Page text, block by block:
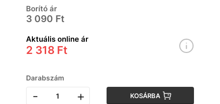
Borító ár
3 090 Ft
Aktuális online ár
2 318 Ft
Darabszám
- + KOSÁRBA